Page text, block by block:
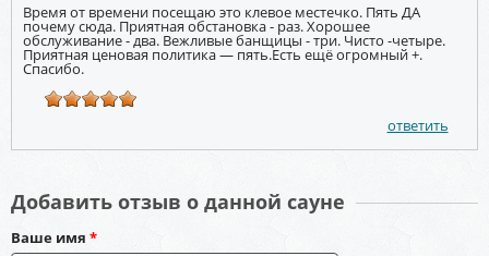
Время от времени посещаю это клевое местечко. Пять ДА
почему сюда. Приятная обстановка - раз. Хорошее
обслуживание - два. Вежливые банщицы - три. Чисто -четыре.
Приятная ценовая политика — пять.Есть ещё огромный +.
Спасибо.
ответить
Добавить отзыв о данной сауне
Ваше имя *